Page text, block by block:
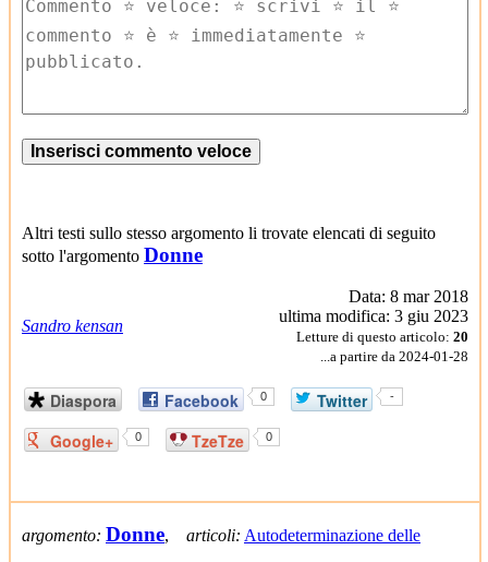
Altri testi sullo stesso argomento li trovate elencati di seguito
sotto l'argomento Donne
Sandro kensan
Data: 8 mar 2018
ultima modifica: 3 giu 2023
Letture di questo articolo: 20
...a partire da 2024-01-28
Diaspora Facebook 0 Twitter -
Google+ 0 TzeTze 0
argomento: Donne, articoli: Autodeterminazione delle